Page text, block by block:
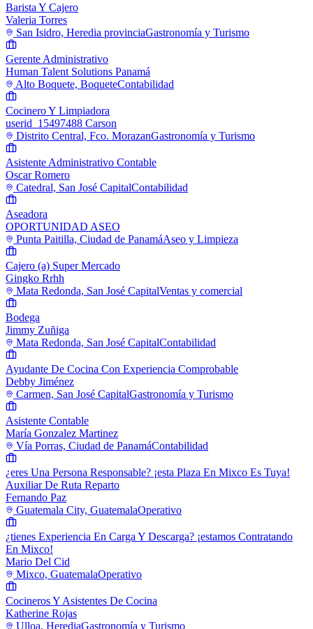
Barista Y Cajero
Valeria Torres
San Isidro, Heredia provinciaGastronomía y Turismo
Gerente Administrativo
Human Talent Solutions Panamá
Alto Boquete, BoqueteContabilidad
Cocinero Y Limpiadora
userid_15497488 Carson
Distrito Central, Fco. MorazanGastronomía y Turismo
Asistente Administrativo Contable
Oscar Romero
Catedral, San José CapitalContabilidad
Aseadora
OPORTUNIDAD ASEO
Punta Paitilla, Ciudad de PanamáAseo y Limpieza
Cajero (a) Super Mercado
Gingko Rrhh
Mata Redonda, San José CapitalVentas y comercial
Bodega
Jimmy Zuñiga
Mata Redonda, San José CapitalContabilidad
Ayudante De Cocina Con Experiencia Comprobable
Debby Jiménez
Carmen, San José CapitalGastronomía y Turismo
Asistente Contable
María Gonzalez Martinez
Vía Porras, Ciudad de PanamáContabilidad
¿eres Una Persona Responsable? ¡esta Plaza En Mixco Es Tuya!
Auxiliar De Ruta Reparto
Fernando Paz
Guatemala City, GuatemalaOperativo
¿tienes Experiencia En Carga Y Descarga? ¡estamos Contratando
En Mixco!
Mario Del Cid
Mixco, GuatemalaOperativo
Cocineros Y Asistentes De Cocina
Katherine Rojas
Ulloa, HerediaGastronomía y Turismo